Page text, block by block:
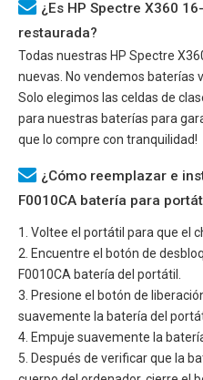
¿Es HP Spectre X360
restaurada?
Todas nuestras HP Spectre
nuevas. No vendemos baterías
Solo elegimos las celdas de
para nuestras baterías para
que lo compre con tranquilidad!
¿Cómo reemplazar e
F0010CA batería para
1. Voltee el portátil para que el
2. Encuentre el botón de
F0010CA batería del portátil.
3. Presione el botón de
suavemente la batería del
4. Empuje suavemente la
5. Después de verificar que la